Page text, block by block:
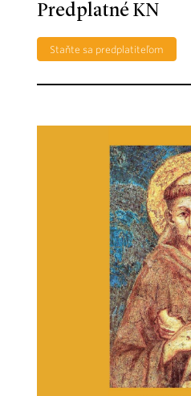
Predplatné KN
Staňte sa predplatiteľom